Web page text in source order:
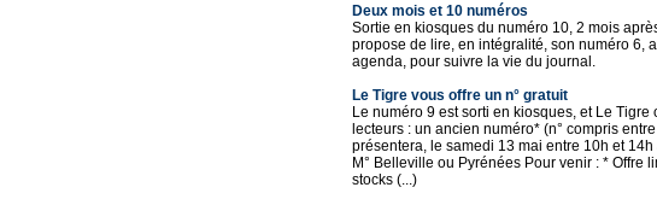
Deux mois et 10 numéros
Sortie en kiosques du numéro 10, 2 mois
propose de lire, en intégralité, son numéro 6,
agenda, pour suivre la vie du journal.
Le Tigre vous offre un n° gratuit
Le numéro 9 est sorti en kiosques, et Le
lecteurs : un ancien numéro* (n° compris
présentera, le samedi 13 mai entre 10h et
M° Belleville ou Pyrénées Pour venir : * Offre
stocks (...)